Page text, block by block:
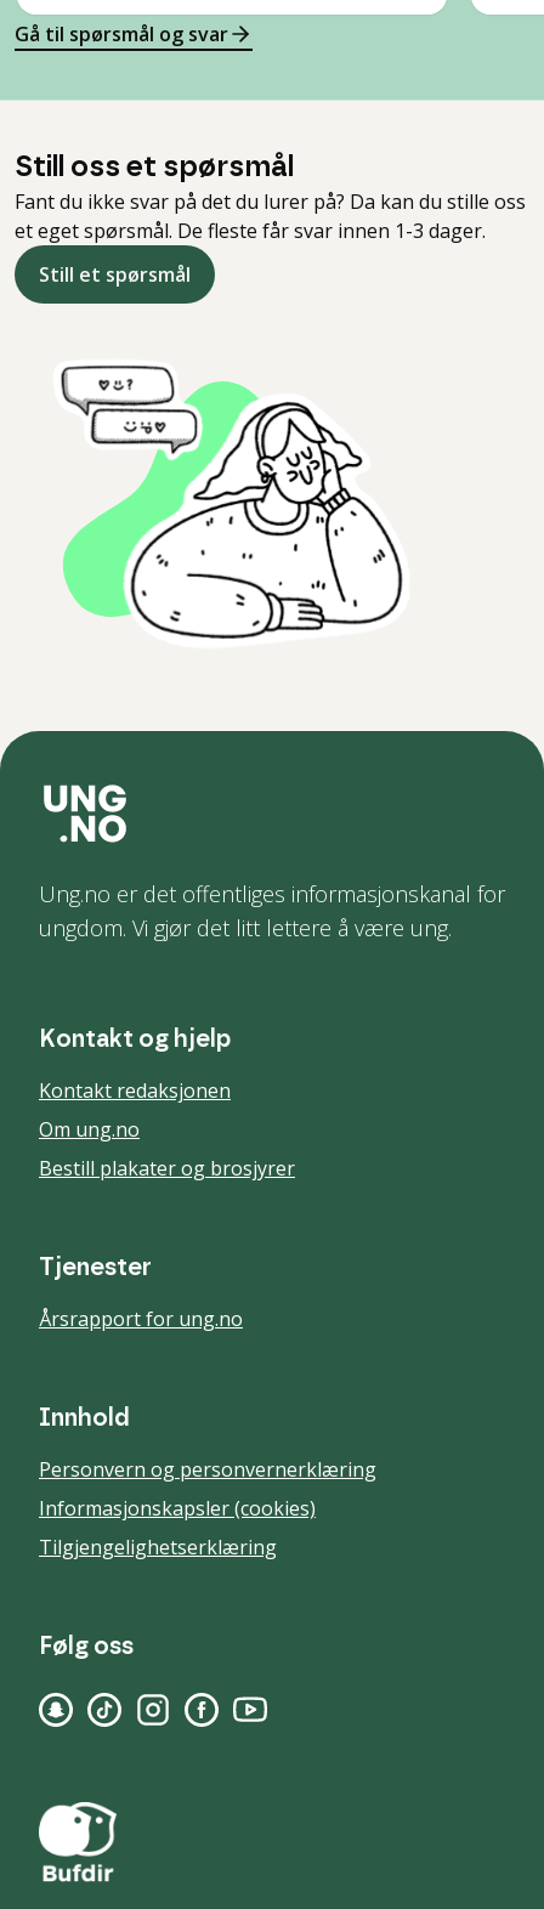
Gå til spørsmål og svar
Still oss et spørsmål
Fant du ikke svar på det du lurer på? Da kan du stille oss
et eget spørsmål. De fleste får svar innen 1-3 dager.
Still et spørsmål
Ung.no er det offentliges informasjonskanal for
ungdom. Vi gjør det litt lettere å være ung.
Kontakt og hjelp
Kontakt redaksjonen
Om ung.no
Bestill plakater og brosjyrer
Tjenester
Årsrapport for ung.no
Innhold
Personvern og personvernerklæring
Informasjonskapsler (cookies)
Tilgjengelighetserklæring
Følg oss